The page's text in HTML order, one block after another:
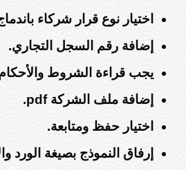
اختيار نوع قرار شركاء
إضافة رقم السجل التجاري.
يجب قراءة الشروط
إضافة ملف الشركة pdf.
اختيار حفظ ومتابعة.
إرفاق النموذج بصيغة الورد